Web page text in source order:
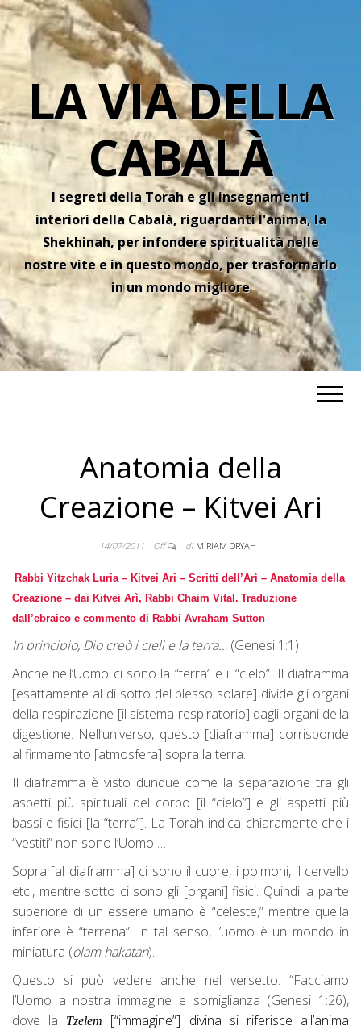
LA VIA DELLA
CABALÀ
I segreti della Torah e gli insegnamenti
interiori della Cabalà, riguardanti l'anima, la
Shekhinah, per infondere spiritualità nelle
nostre vite e in questo mondo, per trasformarlo
in un mondo migliore
Anatomia della
Creazione – Kitvei Ari
14/07/2011 Off di MIRIAM ORYAH
Rabbi Yitzchak Luria – Kitvei Ari – Scritti dell’Arì – Anatomia della
Creazione – dai Kitvei Arì, Rabbi Chaim Vital. Traduzione
dall’ebraico e commento di Rabbi Avraham Sutton
In principio, Dio creò i cieli e la terra… (Genesi 1:1)
Anche nell’Uomo ci sono la “terra” e il “cielo”. Il diaframma
[esattamente al di sotto del plesso solare] divide gli organi
della respirazione [il sistema respiratorio] dagli organi della
digestione. Nell’universo, questo [diaframma] corrisponde
al firmamento [atmosfera] sopra la terra.
Il diaframma è visto dunque come la separazione tra gli
aspetti più spirituali del corpo [il “cielo”] e gli aspetti più
bassi e fisici [la “terra”]. La Torah indica chiaramente che i
“vestiti” non sono l’Uomo …
Sopra [al diaframma] ci sono il cuore, i polmoni, il cervello
etc., mentre sotto ci sono gli [organi] fisici. Quindi la parte
superiore di un essere umano è “celeste,” mentre quella
inferiore è “terrena”. In tal senso, l’uomo è un mondo in
miniatura (olam hakatan).
Questo si può vedere anche nel versetto: “Facciamo
l’Uomo a nostra immagine e somiglianza (Genesi 1:26),
dove la
Tzelem
[“immagine”] divina si riferisce all’anima